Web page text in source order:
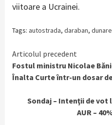
viitoare a Ucrainei.
Tags: autostrada, daraban, dunare
Continue
Reading
Articolul precedent
Fostul ministru Nicolae
Înalta Curte într-un dosar
Sondaj – Intenţii de
AUR –